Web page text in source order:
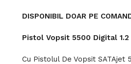
DISPONIBIL DOAR PE
Pistol Vopsit 5500 Digital 1.2
Cu Pistolul De Vopsit SATAjet